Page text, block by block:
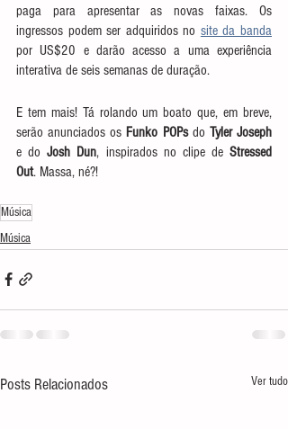
paga para apresentar as novas faixas. Os
ingressos podem ser adquiridos no site da banda
por US$20 e darão acesso a uma experiência
interativa de seis semanas de duração.
E tem mais! Tá rolando um boato que, em breve,
serão anunciados os Funko POPs do Tyler Joseph
e do Josh Dun, inspirados no clipe de Stressed
Out. Massa, né?!
Música
Música
Posts Relacionados Ver tudo